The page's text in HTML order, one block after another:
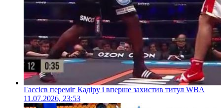
Гассієв переміг Кадіру і вперше захистив титул WBA
11.07.2026, 23:53